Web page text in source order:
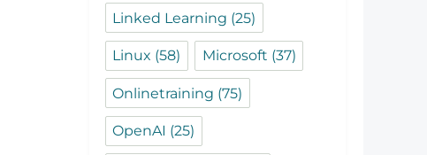
Linked Learning (25)
Linux (58) Microsoft (37)
Onlinetraining (75)
OpenAI (25)